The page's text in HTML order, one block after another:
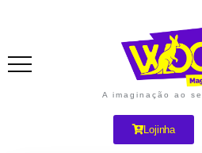
A imaginação ao
Lojinha